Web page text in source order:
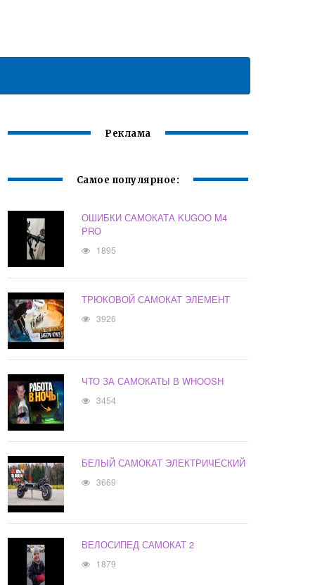
Реклама
Самое популярное:
ОШИБКИ САМОКАТА KUGOO M4
PRO
1895
ТРЮКОВОЙ САМОКАТ ЭЛЕМЕНТ
3926
ЧТО ЗА САМОКАТЫ В WHOOSH
3454
БЕЛЫЙ САМОКАТ ЭЛЕКТРИЧЕСКИЙ
3669
ВЕЛОСИПЕД САМОКАТ 2
1879